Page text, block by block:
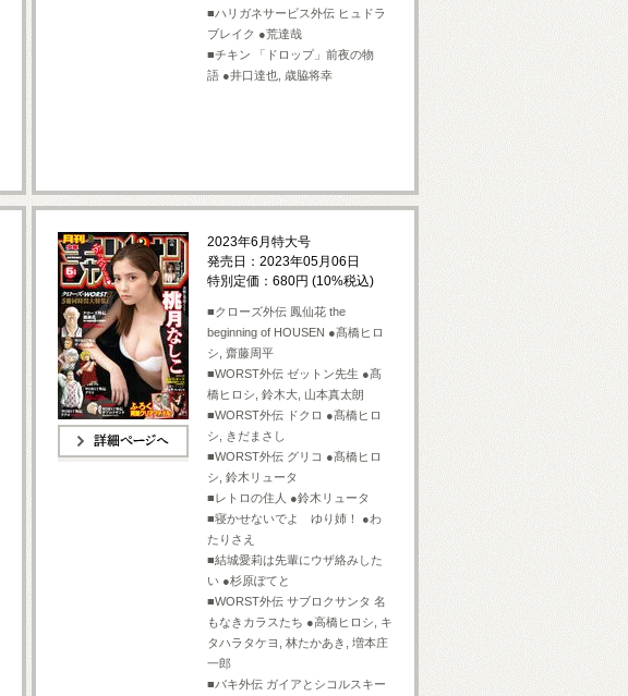
■ハリガネサービス外伝 ヒュドラ
ブレイク ●荒達哉
■チキン 「ドロップ」前夜の物
語 ●井口達也, 歳脇将幸
2023年6月特大号
発売日：2023年05月06日
特別定価：680円 (10%税込)
■クローズ外伝 鳳仙花 the
beginning of HOUSEN ●髙橋ヒロ
シ, 齋藤周平
■WORST外伝 ゼットン先生 ●髙
橋ヒロシ, 鈴木大, 山本真太朗
■WORST外伝 ドクロ ●髙橋ヒロ
シ, きだまさし
■WORST外伝 グリコ ●髙橋ヒロ
シ, 鈴木リュータ
■レトロの住人 ●鈴木リュータ
■寝かせないでよ ゆり姉！ ●わ
たりさえ
■結城愛莉は先輩にウザ絡みした
い ●杉原ぽてと
■WORST外伝 サブロクサンタ 名
もなきカラスたち ●高橋ヒロシ, キ
タハラタケヨ, 林たかあき, 増本庄
一郎
■バキ外伝 ガイアとシコルスキー